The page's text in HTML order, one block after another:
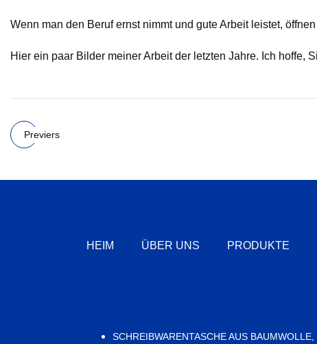
Wenn man den Beruf ernst nimmt und gute Arbeit leistet,
Hier ein paar Bilder meiner Arbeit der letzten Jahre. Ich hoffe,
Previers
HEIM ÜBER UNS PRODUKTE
SCHREIBWARENTASCHE AUS